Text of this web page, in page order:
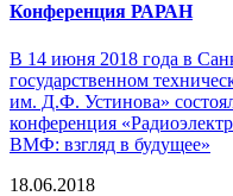
Конференция РАРАН
В 14 июня 2018 года в
государственном
им. Д.Ф. Устинова»
конференция
ВМФ: взгляд в будущее»
18.06.2018